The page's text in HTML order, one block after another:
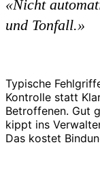
«Nicht
und Tonfall.»
Typische
Kontrolle statt
Betroffenen. Gut
kippt ins
Das kostet